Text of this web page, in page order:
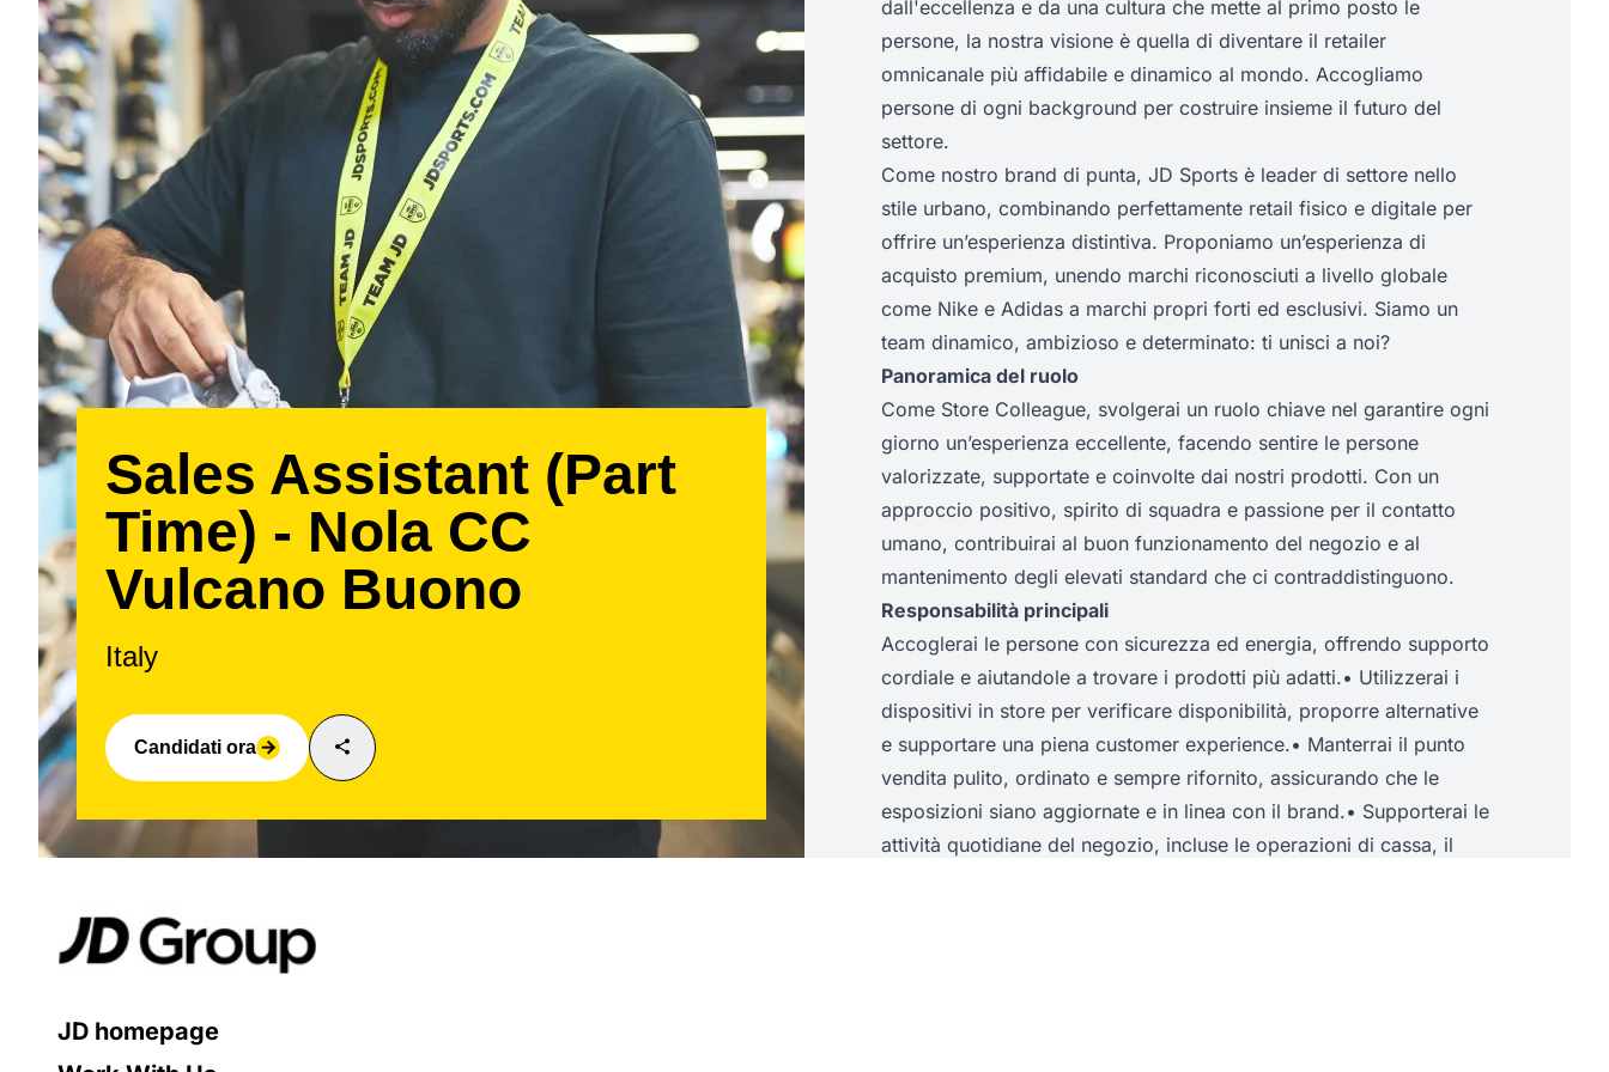
Sales Assistant (Part
Time) - Nola CC
Vulcano Buono
Italy
Candidati ora arrow_forward share
dall'eccellenza e da una cultura che mette al primo posto le
persone, la nostra visione è quella di diventare il retailer
omnicanale più affidabile e dinamico al mondo. Accogliamo
persone di ogni background per costruire insieme il futuro del
settore.
Come nostro brand di punta, JD Sports è leader di settore nello
stile urbano, combinando perfettamente retail fisico e digitale per
offrire un’esperienza distintiva. Proponiamo un’esperienza di
acquisto premium, unendo marchi riconosciuti a livello globale
come Nike e Adidas a marchi propri forti ed esclusivi. Siamo un
team dinamico, ambizioso e determinato: ti unisci a noi?
Panoramica del ruolo
Come Store Colleague, svolgerai un ruolo chiave nel garantire ogni
giorno un’esperienza eccellente, facendo sentire le persone
valorizzate, supportate e coinvolte dai nostri prodotti. Con un
approccio positivo, spirito di squadra e passione per il contatto
umano, contribuirai al buon funzionamento del negozio e al
mantenimento degli elevati standard che ci contraddistinguono.
Responsabilità principali
Accoglerai le persone con sicurezza ed energia, offrendo supporto
cordiale e aiutandole a trovare i prodotti più adatti.• Utilizzerai i
dispositivi in store per verificare disponibilità, proporre alternative
e supportare una piena customer experience.• Manterrai il punto
vendita pulito, ordinato e sempre rifornito, assicurando che le
esposizioni siano aggiornate e in linea con il brand.• Supporterai le
attività quotidiane del negozio, incluse le operazioni di cassa, il
JD homepage